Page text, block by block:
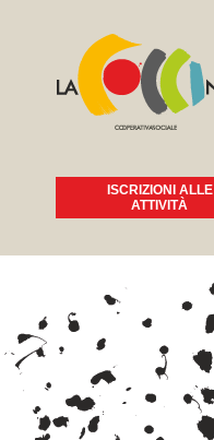
ISCRIZIONI ALLE
ATTIVITÀ